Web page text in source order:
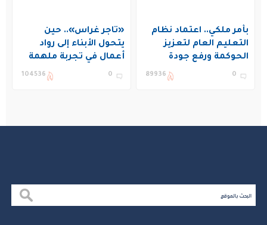
بأمر ملكي.. اعتماد نظام
التعليم العام لتعزيز
الحوكمة ورفع جودة
التعليم في المملكة
0
89936
«تاجر غراس».. حين
يتحول الأبناء إلى رواد
أعمال في تجربة ملهمة
بنادي غراس الصيفي
0
104536